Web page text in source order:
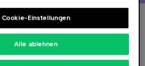
2024,20:00 Uhr
Cookie-Einstellungen
Alle ablehnen